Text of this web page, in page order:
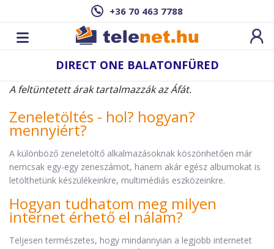
+36 70 463 7788
DIRECT ONE BALATONFÜRED
A feltüntetett árak tartalmazzák az Áfát.
Zeneletöltés - hol? hogyan?
mennyiért?
A különböző zeneletöltő alkalmazásoknak köszönhetően már
nemcsak egy-egy zeneszámot, hanem akár egész albumokat is
letölthetünk készülékeinkre, multimédiás eszközeinkre.
Hogyan tudhatom meg milyen
internet érhető el nálam?
Teljesen természetes, hogy mindannyian a legjobb internetet